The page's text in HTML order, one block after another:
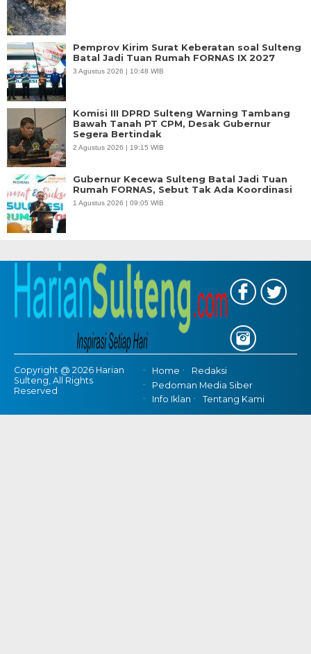
Pemprov Kirim Surat Keberatan soal Sulteng
Batal Jadi Tuan Rumah FORNAS IX 2027
3 Agustus 2026 | 10:48 WIB
Komisi III DPRD Sulteng Warning Tambang
Bawah Tanah PT CPM, Desak Gubernur
Segera Bertindak
2 Agustus 2026 | 19:15 WIB
Gubernur Kecewa Sulteng Batal Jadi Tuan
Rumah FORNAS, Sebut Tak Ada Koordinasi
1 Agustus 2026 | 09:05 WIB
Copyright @ 2026 Harian
Sulteng, All Rights
Reserved
Home
Redaksi
Pedoman Media Siber
Info Iklan
Tentang Kami